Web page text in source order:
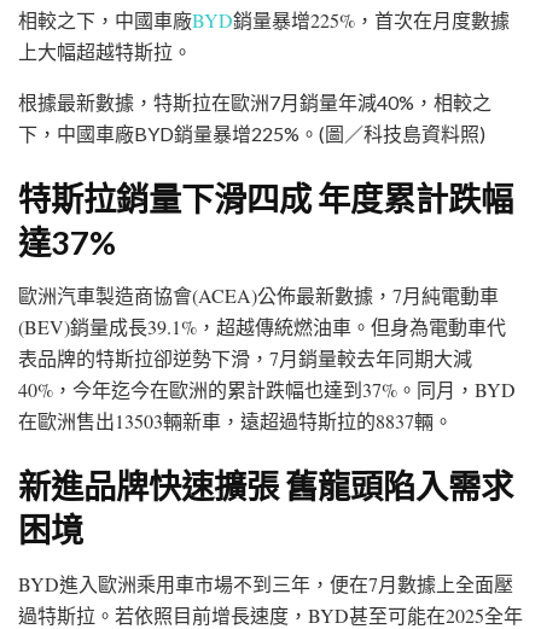
相較之下，中國車廠BYD銷量暴增225%，首次在月度數據
上大幅超越特斯拉。
根據最新數據，特斯拉在歐洲7月銷量年減40%，相較之
下，中國車廠BYD銷量暴增225%。(圖／科技島資料照)
特斯拉銷量下滑四成 年度累計跌幅
達37%
歐洲汽車製造商協會(ACEA)公佈最新數據，7月純電動車
(BEV)銷量成長39.1%，超越傳統燃油車。但身為電動車代
表品牌的特斯拉卻逆勢下滑，7月銷量較去年同期大減
40%，今年迄今在歐洲的累計跌幅也達到37%。同月，BYD
在歐洲售出13503輛新車，遠超過特斯拉的8837輛。
新進品牌快速擴張 舊龍頭陷入需求
困境
BYD進入歐洲乘用車市場不到三年，便在7月數據上全面壓
過特斯拉。若依照目前增長速度，BYD甚至可能在2025全年